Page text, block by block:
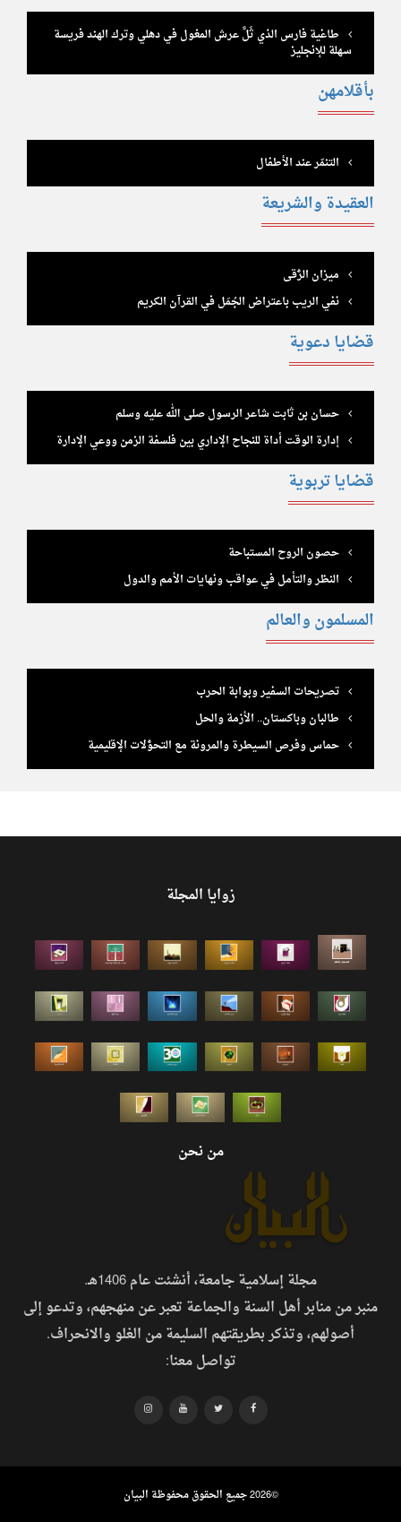
طاغية فارس الذي ثَلَّ عرش المغول في دهلي وترك الهند فريسة
سهلة للإنجليز
بأقلامهن
التنمّر عند الأطفال
العقيدة والشريعة
ميزان الرُّقى
نفي الريب باعتراض الجُمَل في القرآن الكريم
قضايا دعوية
حسان بن ثابت شاعر الرسول صلى الله عليه وسلم
إدارة الوقت أداة للنجاح الإداري بين فلسفة الزمن ووعي الإدارة
قضايا تربوية
حصون الروح المستباحة
النظر والتأمل في عواقب ونهايات الأمم والدول
المسلمون والعالم
تصريحات السفير وبوابة الحرب
طالبان وباكستان.. الأزمة والحل
حماس وفرص السيطرة والمرونة مع التحوُّلات الإقليمية
زوايا المجلة
من نحن
مجلة إسلامية جامعة، أنشئت عام 1406هـ.
منبر من منابر أهل السنة والجماعة تعبر عن منهجهم، وتدعو إلى
أصولهم، وتذكر بطريقتهم السليمة من الغلو والانحراف.
تواصل معنا:
©2026 جميع الحقوق محفوظة البيان